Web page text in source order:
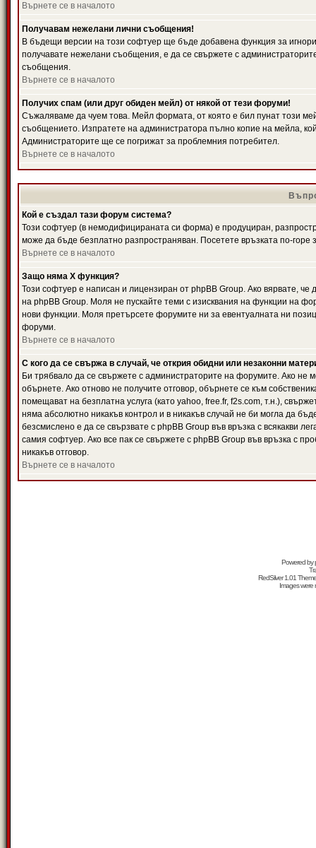
Върнете се в началото
Получавам нежелани лични съобщения!
В бъдещи версии на този софтуер ще бъде добавена функция за
получавате нежелани съобщения, е да се свържете с
съобщения.
Върнете се в началото
Получих спам (или друг обиден мейл) от някой от тези форуми!
Съжаляваме да чуем това. Мейл формата, от която е бил пунат този
съобщението. Изпратете на администратора пълно копие на мейла,
Администраторите ще се погрижат за проблемния потребител.
Върнете се в началото
Кой е създал тази форум система?
Този софтуер (в немодифицираната си форма) е продуциран,
може да бъде безплатно разпространяван. Посетете връзката по-горе
Върнете се в началото
Защо няма X функция?
Този софтуер е написан и лицензиран от phpBB Group. Ако вярвате,
на phpBB Group. Моля не пускайте теми с изисквания на функции на
нови функции. Моля претърсете форумите ни за евентуалната ни
форуми.
Върнете се в началото
С кого да се свържа в случай, че открия обидни или незаконни
Би трябвало да се свържете с администраторите на форумите. Ако не
обърнете. Ако отново не получите отговор, обърнете се към
помещават на безплатна услуга (като yahoo, free.fr, f2s.com, т.н.),
няма абсолютно никакъв контрол и в никакъв случай не би могла да
безсмислено е да се свързвате с phpBB Group във връзка с всякакви
самия софтуер. Ако все пак се свържете с phpBB Group във връзка с
никакъв отговор.
Върнете се в началото
Powered by
RedSilver 1.01
Images were